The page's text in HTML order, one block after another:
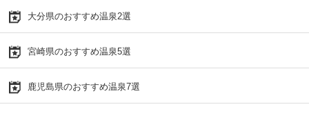
大分県のおすすめ温泉2選
宮崎県のおすすめ温泉5選
鹿児島県のおすすめ温泉7選